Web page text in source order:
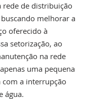
rede de distribuição
melhorar a
oferecido à
setorização, ao
na rede
uma pequena
com a interrupção
água.